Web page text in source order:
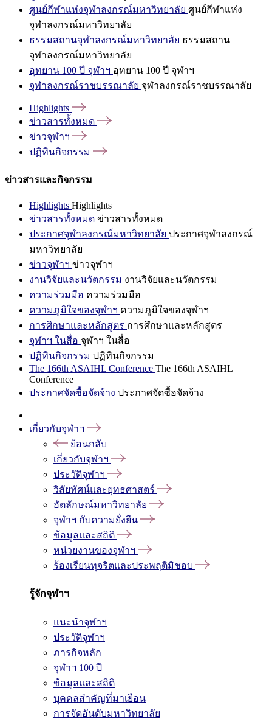
ศูนย์กีฬาแห่งจุฬาลงกรณ์มหาวิทยาลัย ศูนย์กีฬาแห่ง
จุฬาลงกรณ์มหาวิทยาลัย
ธรรมสถานจุฬาลงกรณ์มหาวิทยาลัย ธรรมสถาน
จุฬาลงกรณ์มหาวิทยาลัย
อุทยาน 100 ปี จุฬาฯ อุทยาน 100 ปี จุฬาฯ
จุฬาลงกรณ์ราชบรรณาลัย จุฬาลงกรณ์ราชบรรณาลัย
Highlights
ข่าวสารทั้งหมด
ข่าวจุฬาฯ
ปฏิทินกิจกรรม
ข่าวสารและกิจกรรม
Highlights Highlights
ข่าวสารทั้งหมด ข่าวสารทั้งหมด
ประกาศจุฬาลงกรณ์มหาวิทยาลัย ประกาศจุฬาลงกรณ์
มหาวิทยาลัย
ข่าวจุฬาฯ ข่าวจุฬาฯ
งานวิจัยและนวัตกรรม งานวิจัยและนวัตกรรม
ความร่วมมือ ความร่วมมือ
ความภูมิใจของจุฬาฯ ความภูมิใจของจุฬาฯ
การศึกษาและหลักสูตร การศึกษาและหลักสูตร
จุฬาฯ ในสื่อ จุฬาฯ ในสื่อ
ปฏิทินกิจกรรม ปฏิทินกิจกรรม
The 166th ASAIHL Conference The 166th ASAIHL
Conference
ประกาศจัดซื้อจัดจ้าง ประกาศจัดซื้อจัดจ้าง
เกี่ยวกับจุฬาฯ
ย้อนกลับ
เกี่ยวกับจุฬาฯ
ประวัติจุฬาฯ
วิสัยทัศน์และยุทธศาสตร์
อัตลักษณ์มหาวิทยาลัย
จุฬาฯ กับความยั่งยืน
ข้อมูลและสถิติ
หน่วยงานของจุฬาฯ
ร้องเรียนทุจริตและประพฤติมิชอบ
รู้จักจุฬาฯ
แนะนำจุฬาฯ
ประวัติจุฬาฯ
ภารกิจหลัก
จุฬาฯ 100 ปี
ข้อมูลและสถิติ
บุคคลสำคัญที่มาเยือน
การจัดอันดับมหาวิทยาลัย